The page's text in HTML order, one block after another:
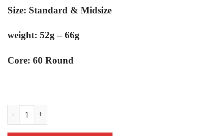
Size: Standard & Midsize
weight: 52g – 66g
Core: 60 Round
Tay nắm gậy Grip Golf Pride MCC TEAMS Std số lượng